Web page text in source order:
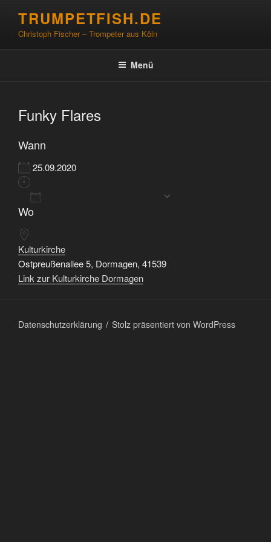
springen
TRUMPETFISH.DE
Christoph Fischer – Trompeter aus Köln
Menü
Funky Flares
Wann
25.09.2020
Wo
Kulturkirche
Ostpreußenallee 5, Dormagen, 41539
Link zur Kulturkirche Dormagen
Datenschutzerklärung Stolz präsentiert von WordPress